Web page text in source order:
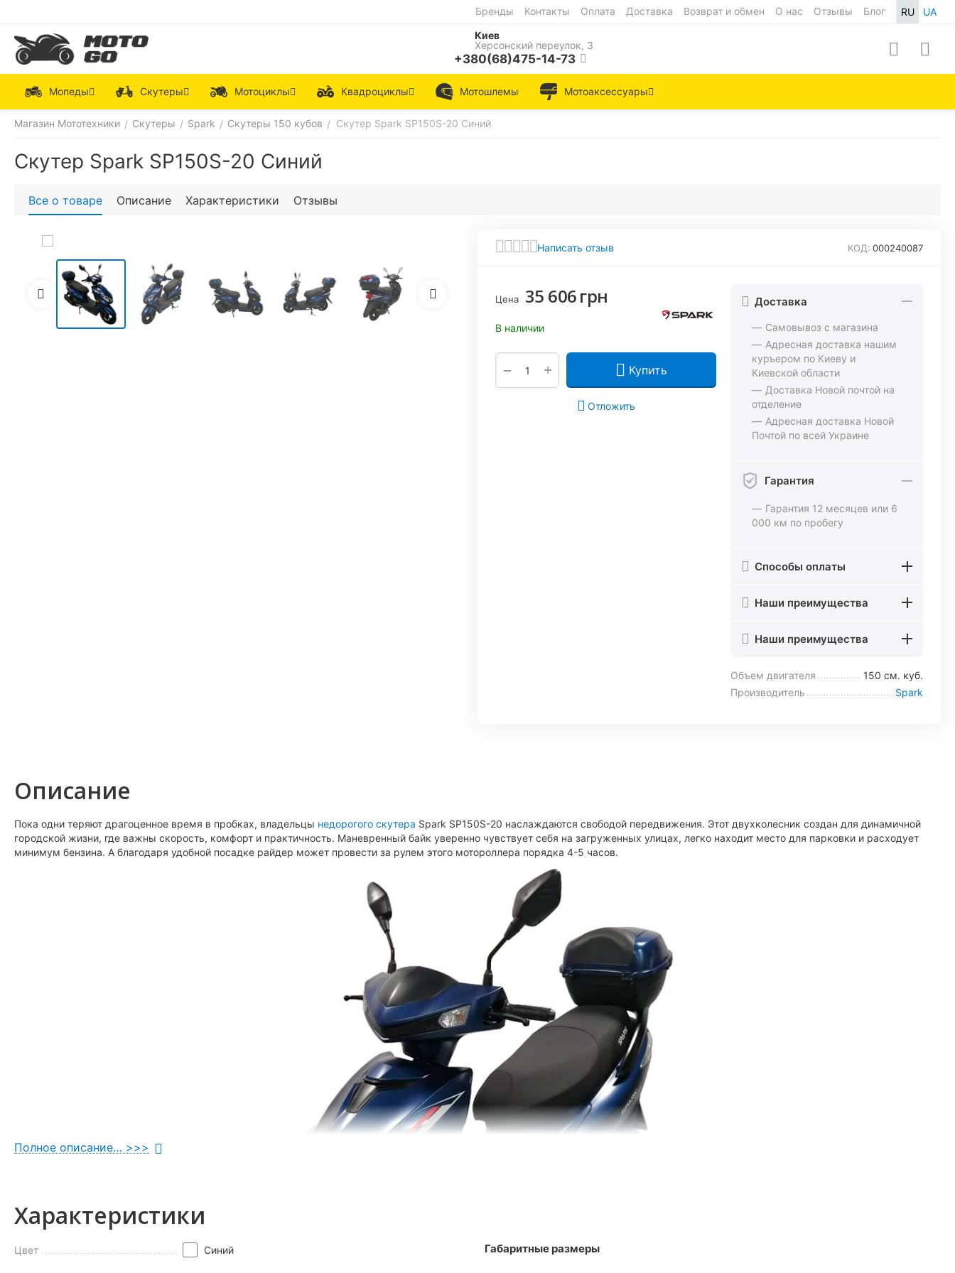
RU UA
Бренды Контакты Оплата Доставка Возврат и обмен О нас Отзывы
Блог
Киев
Херсонский переулок, 3
+380(68)475-14-73
Мопеды Скутеры Мотоциклы Квадроциклы Мотошлемы Мотоаксессуары
Магазин Мототехники / Скутеры / Spark / Скутеры 150 кубов / Скутер Spark SP150S-20 Синий
Скутер Spark SP150S-20 Синий
Все о товаре Описание Характеристики Отзывы
Написать отзыв КОД: 000240087
Цена 35 606грн
В наличии
+
− Купить
Отложить
Доставка
Самовывоз с магазина
Адресная доставка нашим
куръером по Киеву и
Киевской области
Доставка Новой почтой на
отделение
Адресная доставка Новой
Почтой по всей Украине
Гарантия
Гарантия 12 месяцев или 6
000 км по пробегу
Способы оплаты
Наши преимущества
Наши преимущества
Объем двигателя
150 см. куб.
Производитель
Spark
Описание
Пока одни теряют драгоценное время в пробках, владельцы недорогого скутера Spark SP150S-20 наслаждаются свободой передвижения. Этот двухколесник создан для динамичной
городской жизни, где важны скорость, комфорт и практичность. Маневренный байк уверенно чувствует себя на загруженных улицах, легко находит место для парковки и расходует
минимум бензина. А благодаря удобной посадке райдер может провести за рулем этого мотороллера порядка 4-5 часов.
Полное описание… >>>
Характеристики
Цвет Синий Габаритные размеры